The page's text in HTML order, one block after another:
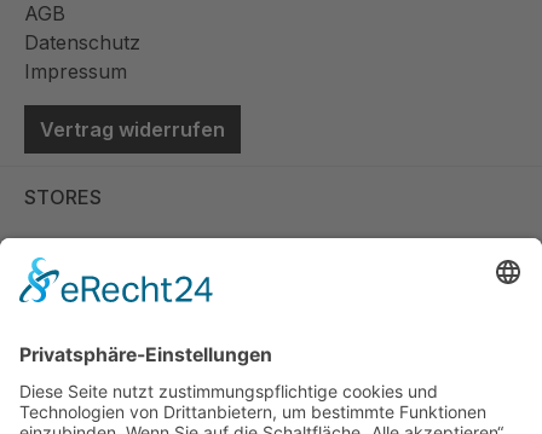
AGB
Datenschutz
Impressum
Vertrag widerrufen
STORES
Store Viernheim
Store Berlin
Handelspartner Köln
SICHERE BEZAHLUNG